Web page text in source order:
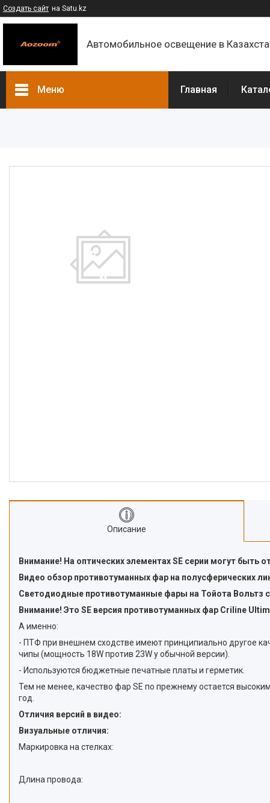
Создать сайт на Satu.kz
Автомобильное освещение в
Меню Главная
Описание
Внимание! На оптических элементах SE серии могут
Видео обзор противотуманных фар на полусферических
Светодиодные противотуманные фары на Тойота Вольтз с
Внимание! Это SE версия противотуманных фар Criline
А именно:
- ПТФ при внешнем сходстве имеют принципиально другое
чипы (мощность 18W против 23W у обычной версии).
- Используются бюджетные печатные платы и герметик.
Тем не менее, качество фар SE по прежнему остается
год.
Отличия версий в видео:
Визуальные отличия:
Маркировка на стелках:
Длина провода: